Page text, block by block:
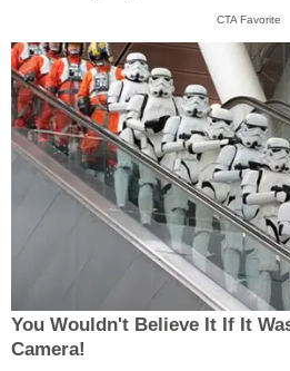
CTA Favorite
You Wouldn't Believe It If It
Camera!